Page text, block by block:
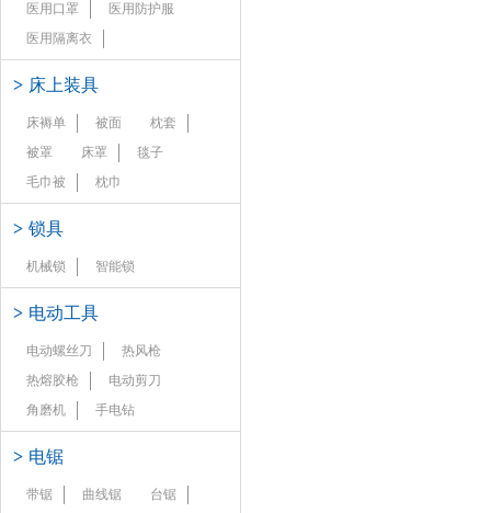
医用口罩
医用防护服
医用隔离衣
> 床上装具
床褥单 被面
枕套
被罩
床罩
毯子
毛巾被
枕巾
> 锁具
机械锁 智能锁
> 电动工具
电动螺丝刀
热风枪
热熔胶枪
电动剪刀
角磨机
手电钻
> 电锯
带锯 曲线锯
台锯